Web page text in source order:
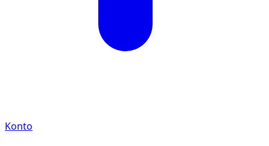
Konto